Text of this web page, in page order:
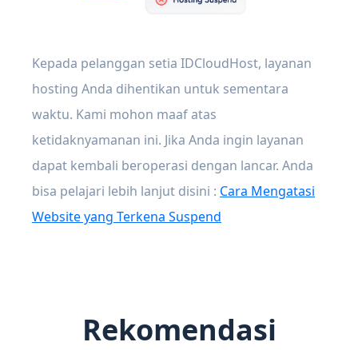
Kepada pelanggan setia IDCloudHost, layanan
hosting Anda dihentikan untuk sementara
waktu. Kami mohon maaf atas
ketidaknyamanan ini. Jika Anda ingin layanan
dapat kembali beroperasi dengan lancar. Anda
bisa pelajari lebih lanjut disini : Cara Mengatasi
Website yang Terkena Suspend
Rekomendasi